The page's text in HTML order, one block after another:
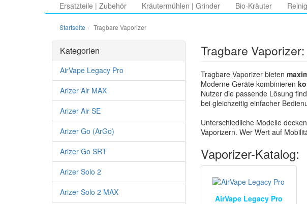
Ersatzteile | Zubehör
Kräutermühlen | Grinder Bio-Kräuter
Startseite Tragbare Vaporizer
Tragbare
Tragbare Vaporizer bieten
Moderne Geräte kombinieren
Nutzer die passende Lösung
bei gleichzeitig einfacher
Unterschiedliche Modelle
Vaporizern. Wer Wert auf
Vaporizer-Katalog:
AirVape Legacy Pro
Kategorien
AirVape Legacy Pro
Arizer Air MAX
Arizer Air SE
Arizer Go (ArGo)
Arizer Go SRT
Arizer Solo 2
Arizer Solo 2 MAX